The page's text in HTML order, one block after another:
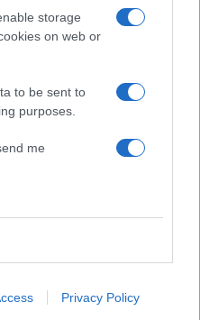
storage
on web or
to be sent to
purposes.
me
Privacy Policy
«Per Sempre Sì»
«YA YA YA»
Căpitănescu, «Choke
δεν μπορούν να
παρακολουθούν